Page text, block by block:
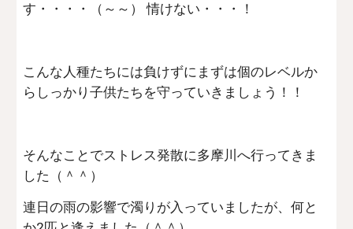
す・・・・（～～） 情けない・・・！
こんな人種たちには負けずにまずは個のレベルか
らしっかり子供たちを守っていきましょう！！
そんなことでストレス発散に多摩川へ行ってきま
した（＾＾）
連日の雨の影響で濁りが入っていましたが、何と